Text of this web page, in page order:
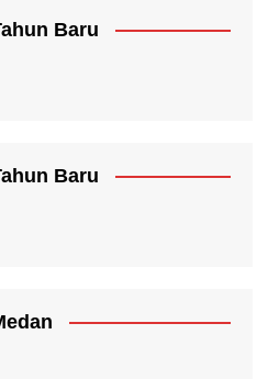
Baru
Baru